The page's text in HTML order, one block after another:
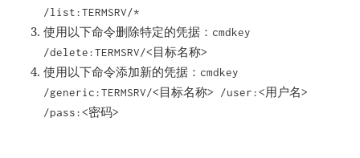
/list:TERMSRV/*
使用以下命令删除特定的凭据： cmdkey
/delete:TERMSRV/<目标名称>
使用以下命令添加新的凭据： cmdkey
/generic:TERMSRV/<目标名称> /user:<用户名>
/pass:<密码>